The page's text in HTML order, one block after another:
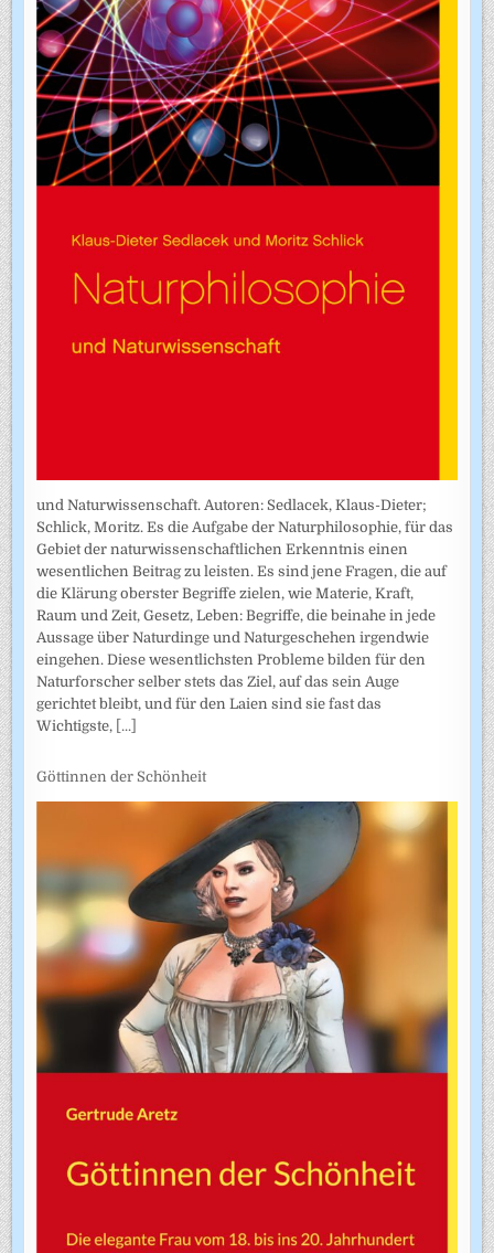
und Naturwissenschaft. Autoren: Sedlacek, Klaus-Dieter;
Schlick, Moritz. Es die Aufgabe der Naturphilosophie, für das
Gebiet der naturwissenschaftlichen Erkenntnis einen
wesentlichen Beitrag zu leisten. Es sind jene Fragen, die auf
die Klärung oberster Begriffe zielen, wie Materie, Kraft,
Raum und Zeit, Gesetz, Leben: Begriffe, die beinahe in jede
Aussage über Naturdinge und Naturgeschehen irgendwie
eingehen. Diese wesentlichsten Probleme bilden für den
Naturforscher selber stets das Ziel, auf das sein Auge
gerichtet bleibt, und für den Laien sind sie fast das
Wichtigste, [...]
Göttinnen der Schönheit